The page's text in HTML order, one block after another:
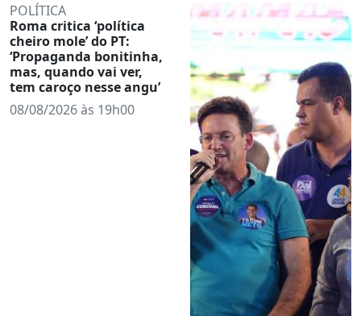
POLÍTICA
Roma critica ‘política
cheiro mole’ do PT:
‘Propaganda bonitinha,
mas, quando vai ver,
tem caroço nesse angu’
08/08/2026 às 19h00